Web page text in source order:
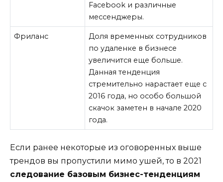
Facebook и различные
мессенджеры.
Фриланс
Доля временных сотрудников
по удаленке в бизнесе
увеличится еще больше.
Данная тенденция
стремительно нарастает еще с
2016 года, но особо большой
скачок заметен в начале 2020
года.
Если ранее некоторые из оговоренных выше
трендов вы пропустили мимо ушей, то в 2021
следование базовым бизнес-тенденциям